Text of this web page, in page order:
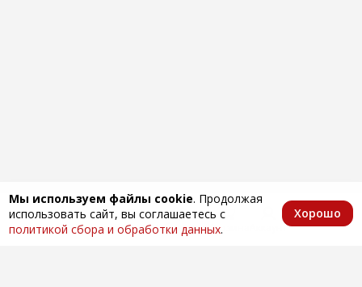
Мы используем файлы cookie. Продолжая
использовать сайт, вы соглашаетесь с
политикой сбора и обработки данных.
Хорошо
Главная КаталогИзбранноеКорзина Аккаунт